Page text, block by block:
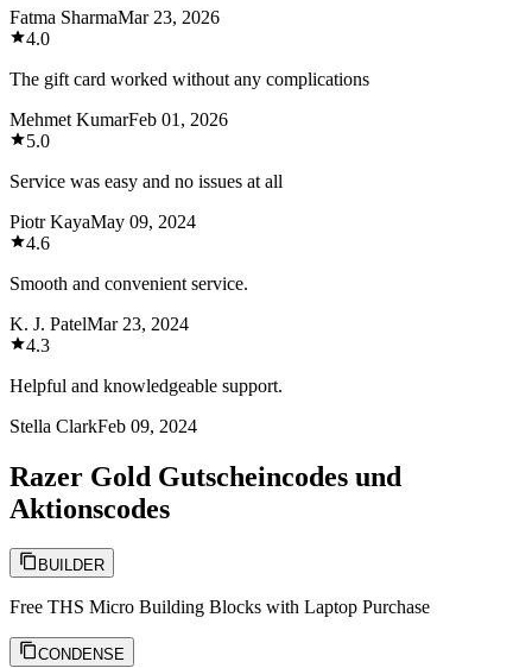
Fatma SharmaMar 23, 2026
4.0
The gift card worked without any complications
Mehmet KumarFeb 01, 2026
5.0
Service was easy and no issues at all
Piotr KayaMay 09, 2024
4.6
Smooth and convenient service.
K. J. PatelMar 23, 2024
4.3
Helpful and knowledgeable support.
Stella ClarkFeb 09, 2024
Razer Gold Gutscheincodes und
Aktionscodes
BUILDER
Free THS Micro Building Blocks with Laptop Purchase
CONDENSE